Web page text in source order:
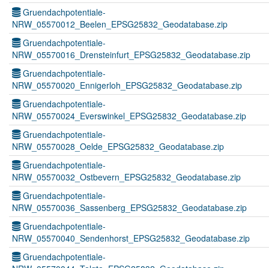
Gruendachpotentiale-
NRW_05570012_Beelen_EPSG25832_Geodatabase.zip
Gruendachpotentiale-
NRW_05570016_Drensteinfurt_EPSG25832_Geodatabase.zip
Gruendachpotentiale-
NRW_05570020_Ennigerloh_EPSG25832_Geodatabase.zip
Gruendachpotentiale-
NRW_05570024_Everswinkel_EPSG25832_Geodatabase.zip
Gruendachpotentiale-
NRW_05570028_Oelde_EPSG25832_Geodatabase.zip
Gruendachpotentiale-
NRW_05570032_Ostbevern_EPSG25832_Geodatabase.zip
Gruendachpotentiale-
NRW_05570036_Sassenberg_EPSG25832_Geodatabase.zip
Gruendachpotentiale-
NRW_05570040_Sendenhorst_EPSG25832_Geodatabase.zip
Gruendachpotentiale-